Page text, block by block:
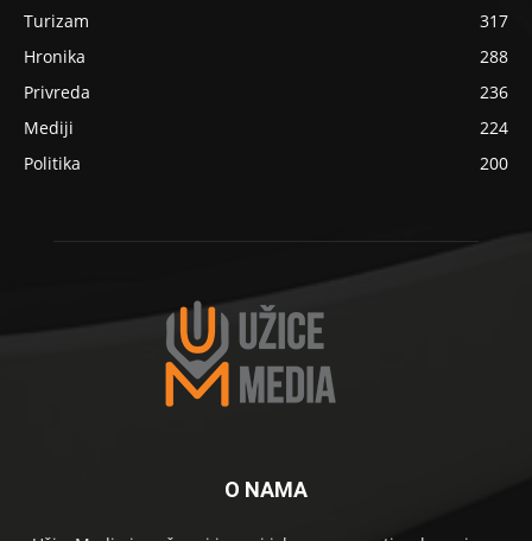
Turizam
317
Hronika
288
Privreda
236
Mediji
224
Politika
200
O NAMA